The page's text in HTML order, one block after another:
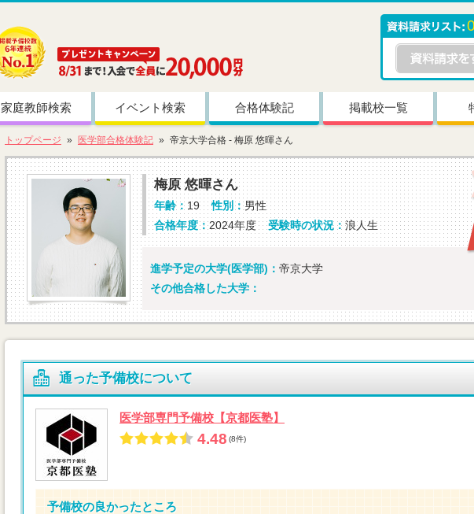
0
家庭教師検索 イベント検索 合格体験記 掲載校一覧
トップページ 医学部合格体験記 帝京大学合格 - 梅原 悠暉さん
梅原 悠暉さん
年齢： 19 性別：男性
合格年度：2024年度 受験時の状況： 浪人生
進学予定の大学(医学部)： 帝京大学
その他合格した大学：
通った予備校について
医学部専門予備校【京都医塾】
4.48 (8件)
予備校の良かったところ